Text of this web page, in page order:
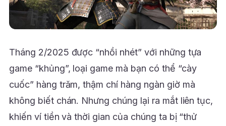
Tháng 2/2025 được “nhồi nhét” với những tựa
game “khủng”, loại game mà bạn có thể “cày
cuốc” hàng trăm, thậm chí hàng ngàn giờ mà
không biết chán. Nhưng chúng lại ra mắt liên tục,
khiến ví tiền và thời gian của chúng ta bị “thử